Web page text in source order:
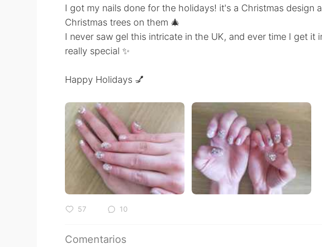
I got my nails done for the holidays! it's a Christmas design
Christmas trees on them 🎄
I never saw gel this intricate in the UK, and ever time I get it
really special ✨
Happy Holidays 💅
57 10
Comentarios